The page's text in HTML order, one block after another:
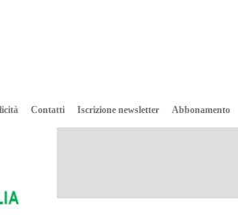
Contatti Iscrizione newsletter Abbonamento